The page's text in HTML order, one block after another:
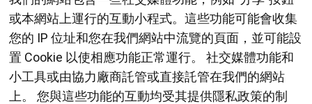
或本網站上運行的互動小程式。這些功能可能會收集
您的 IP 位址和您在我們網站中流覽的頁面，並可能設
置 Cookie 以使相應功能正常運行。 社交媒體功能和
小工具或由協力廠商託管或直接託管在我們的網站
上。 您與這些功能的互動均受其提供隱私政策的制